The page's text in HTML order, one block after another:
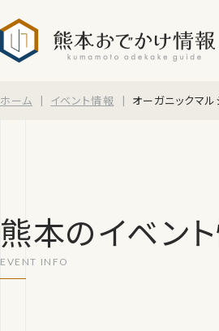
ホーム イベント情報 オーガニックマ
熊本のイベン